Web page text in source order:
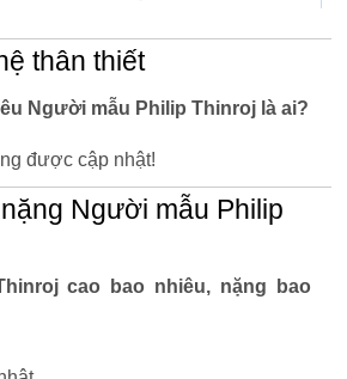
thân thiết
Người mẫu Philip Thinroj là ai?
được cập nhật!
Người mẫu Philip
cao bao nhiêu, nặng bao